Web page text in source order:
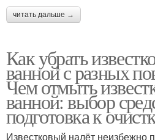
читать дальше →
Как убрать
ванной с разных
Чем отмыть
ванной: выбор
подготовка к
Известковый налёт неизбежно